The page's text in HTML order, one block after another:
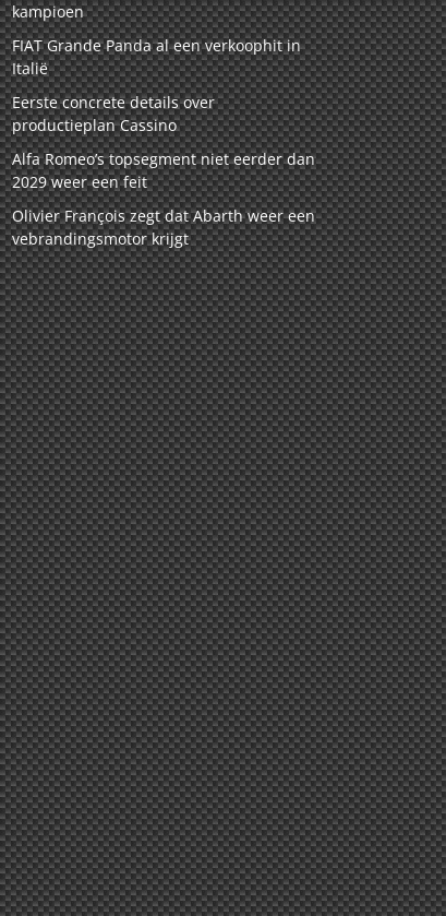
kampioen
FIAT Grande Panda al een verkoophit in
Italië
Eerste concrete details over
productieplan Cassino
Alfa Romeo’s topsegment niet eerder dan
2029 weer een feit
Olivier François zegt dat Abarth weer een
vebrandingsmotor krijgt